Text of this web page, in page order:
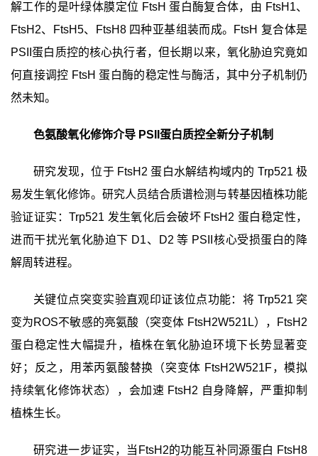
解工作的是叶绿体膜定位 FtsH蛋白酶复合体，由 FtsH1、
FtsH2、 FtsH5、 FtsH8 四种亚基组装而成。 FtsH 复合体是
PSII 蛋白质控的核心执行者，但长期以来，氧化胁迫究竟如
何直接调控 FtsH蛋白酶的稳定性与酶活，其中分子机制仍
然未知。
色氨酸氧化修饰介导 PSII 蛋白质控全新分子机制
研究发现，位于 FtsH2蛋白水解结构域内的 Trp521 极
易发生氧化修饰。研究人员结合质谱检测与转基因植株功能
验证证实：Trp521 发生氧化后会破坏 FtsH2 蛋白稳定性，
进而干扰光氧化胁迫下 D1、 D2等 PSII 核心受损蛋白的降
解周转进程。
关键位点突变实验直观印证该位点功能：将 Trp521突
变为ROS不敏感的亮氨酸（突变体 FtsH2W521L），
FtsH2
蛋白稳定性大幅提升，植株在氧化胁迫环境下长势显著变
好；反之，用苯丙氨酸替换（突变体 FtsH2W521F，模拟
持续氧化修饰状态），会加速 FtsH2 自身降解，严重抑制
植株生长。
研究进一步证实 ，当 FtsH2的功能互补同源蛋白 FtsH8